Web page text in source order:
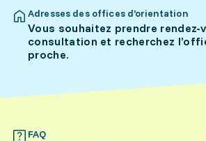
Adresses des offices d’orientation
Vous souhaitez prendre rendez-
consultation et recherchez
proche.
FAQ